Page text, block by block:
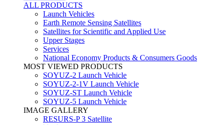
ALL PRODUCTS
Launch Vehicles
Earth Remote Sensing Satellites
Satellites for Scientific and Applied Use
Upper Stages
Services
National Economy Products & Consumers Goods
MOST VIEWED PRODUCTS
SOYUZ-2 Launch Vehicle
SOYUZ-2-1V Launch Vehicle
SOYUZ-ST Launch Vehicle
SOYUZ-5 Launch Vehicle
IMAGE GALLERY
RESURS-P 3 Satellite